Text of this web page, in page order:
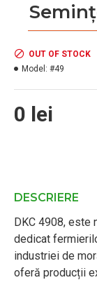
0 lei
OUT OF STOCK
Model: #49
DESCRIERE
DKC 4908, este
dedicat
industriei de
oferă producții